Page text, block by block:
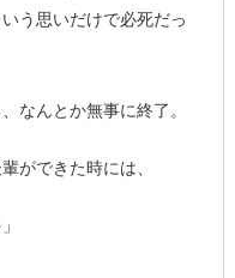
う思いだけで必死だっ
なんとか無事に終了。
ができた時には、